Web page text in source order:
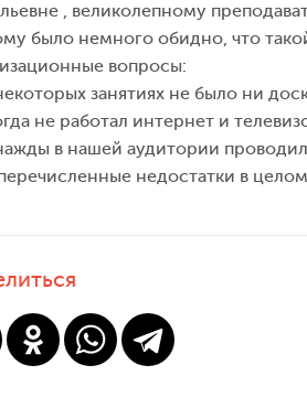
, великолепному
было немного обидно, что
вопросы:
занятиях не было ни
не работал интернет и
в нашей аудитории
недостатки в